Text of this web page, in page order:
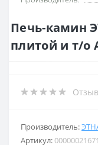
Печь-камин
плитой и т/о
Производитель:
Артикул: